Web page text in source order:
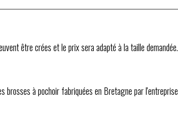
être crées et le prix sera adapté à la taille demandée.
brosses à pochoir fabriquées en Bretagne par l'entreprise